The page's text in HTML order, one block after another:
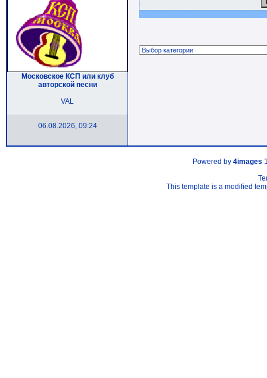
Московское КСП или клуб
авторской песни
VAL
06.08.2026, 09:24
Powered by 4images
This template is a modified